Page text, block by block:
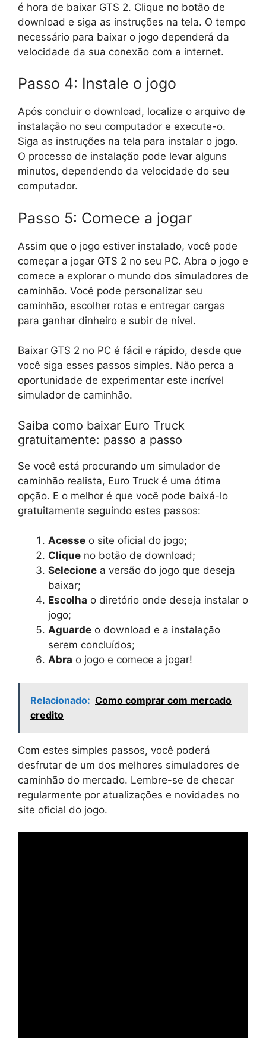
é hora de baixar GTS 2. Clique no botão de
download e siga as instruções na tela. O tempo
necessário para baixar o jogo dependerá da
velocidade da sua conexão com a internet.
Passo 4: Instale o jogo
Após concluir o download, localize o arquivo de
instalação no seu computador e execute-o.
Siga as instruções na tela para instalar o jogo.
O processo de instalação pode levar alguns
minutos, dependendo da velocidade do seu
computador.
Passo 5: Comece a jogar
Assim que o jogo estiver instalado, você pode
começar a jogar GTS 2 no seu PC. Abra o jogo e
comece a explorar o mundo dos simuladores de
caminhão. Você pode personalizar seu
caminhão, escolher rotas e entregar cargas
para ganhar dinheiro e subir de nível.
Baixar GTS 2 no PC é fácil e rápido, desde que
você siga esses passos simples. Não perca a
oportunidade de experimentar este incrível
simulador de caminhão.
Saiba como baixar Euro Truck
gratuitamente: passo a passo
Se você está procurando um simulador de
caminhão realista, Euro Truck é uma ótima
opção. E o melhor é que você pode baixá-lo
gratuitamente seguindo estes passos:
Acesse o site oficial do jogo;
Clique no botão de download;
Selecione a versão do jogo que deseja
baixar;
Escolha o diretório onde deseja instalar o
jogo;
Aguarde o download e a instalação
serem concluídos;
Abra o jogo e comece a jogar!
Relacionado: Como comprar com mercado
credito
Com estes simples passos, você poderá
desfrutar de um dos melhores simuladores de
caminhão do mercado. Lembre-se de checar
regularmente por atualizações e novidades no
site oficial do jogo.